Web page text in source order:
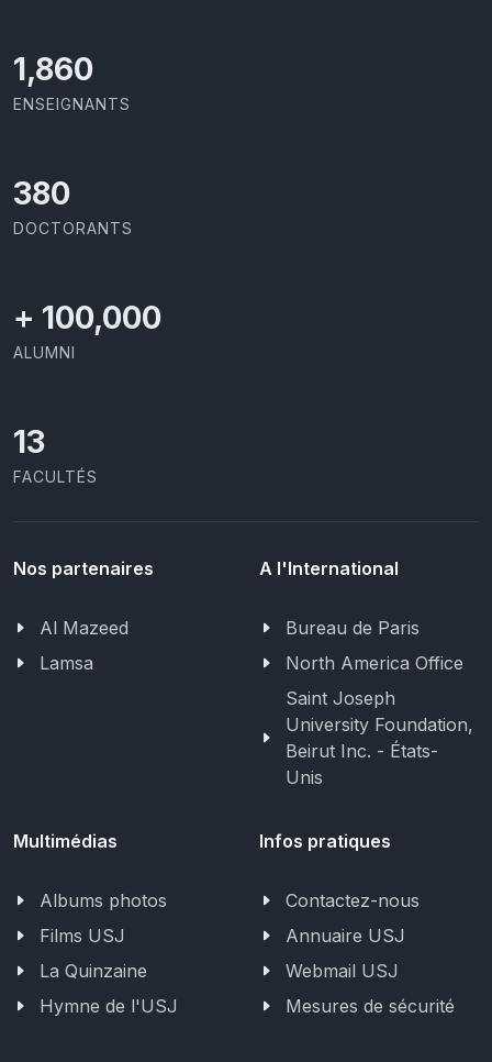
2,029
ENSEIGNANTS
414
DOCTORANTS
+ 100,000
ALUMNI
13
FACULTÉS
Nos partenaires
Al Mazeed
Lamsa
A l'International
Bureau de Paris
North America Office
Saint Joseph
University Foundation,
Beirut Inc. - États-
Unis
Multimédias
Albums photos
Films USJ
La Quinzaine
Hymne de l'USJ
Infos pratiques
Contactez-nous
Annuaire USJ
Webmail USJ
Mesures de sécurité